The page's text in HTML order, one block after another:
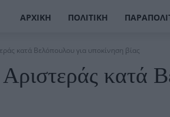
ΑΡΧΙΚΉ ΠΟΛΙΤΙΚΉ
κατά Βελόπουλου για υποκίνηση βίας
κατά